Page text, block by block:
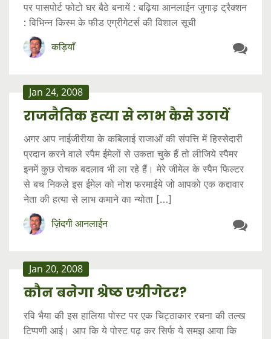
पर पासपोर्ट फोटो घर बैठे बनायें : बढ़िया आनलाईन जुगाड़ ट्रैक्शन
: विभिन्न किस्म के फीड एग्रीगेटर्स की विशाल सूची
कड़ियाँ
Jan 24, 2008
राजनैतिक हत्या से लाभ कैसे उठायें
अगर आप नाईजीरीया के कबिलाई राजाओं की संपत्ति में हिस्सेदारी
प्रदान करने वाले स्पैम ईमेलों से उकता चुके हैं तो लीजिये स्पैमर
इनमें कुछ रोचक बदलाव भी ला रहे हैं। मेरे जीमेल के स्पैम फिल्टर
से बच निकले इस ईमेल को नोश फरमाईये जो आपको एक कद्दावार
नेता की हत्या से लाभ कमाने का न्योता […]
ज़िंदगी आनलाईन
Jan 20, 2008
कौन बनेगा श्रेष्ठ एग्रीगेटर?
रवि भैया की इस हालिया पोस्ट पर एक चिट्ठाकार रचना की तल्ख
टिप्पणी आई। आप कि ये पोस्ट पढ़ कर सिर्फ ये समझ आया कि